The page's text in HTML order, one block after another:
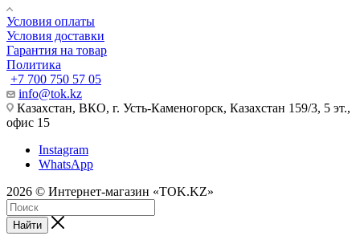
Условия оплаты
Условия доставки
Гарантия на товар
Политика
+7 700 750 57 05
info@tok.kz
Казахстан, ВКО, г. Усть-Каменогорск, Казахстан 159/3, 5 эт.,
офис 15
Instagram
WhatsApp
2026 © Интернет-магазин «TOK.KZ»
Найти